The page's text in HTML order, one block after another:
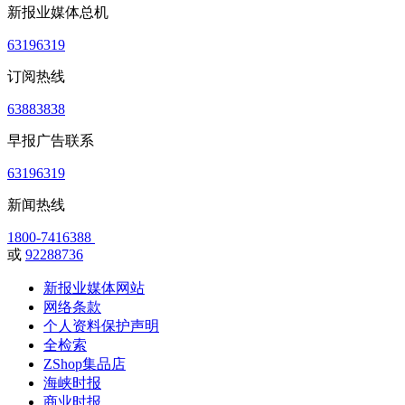
新报业媒体总机
63196319
订阅热线
63883838
早报广告联系
63196319
新闻热线
1800-7416388
或 92288736
新报业媒体网站
网络条款
个人资料保护声明
全检索
ZShop集品店
海峡时报
商业时报